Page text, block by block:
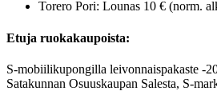
Torero Pori: Lounas 10 € (norm.
Etuja ruokakaupoista:
S-mobiilikupongilla leivonnaispakaste -
Satakunnan Osuuskaupan Salesta, S-